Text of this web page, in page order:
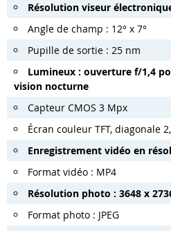
Résolution viseur
Angle de champ : 12° x 7°
Pupille de sortie : 25 nm
Lumineux : ouverture f/1,4
vision nocturne
Capteur CMOS 3 Mpx
Écran couleur TFT, diagonale
Enregistrement vidéo en
Format vidéo : MP4
Résolution photo : 3648 x
Format photo : JPEG